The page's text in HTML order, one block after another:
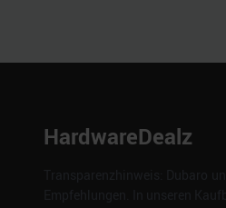
HardwareDealz